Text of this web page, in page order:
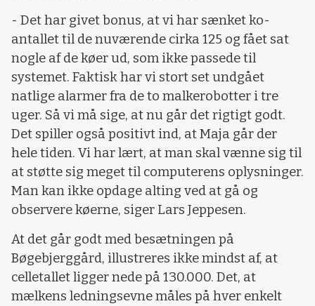
- Det har givet bonus, at vi har sænket ko-
antallet til de nuværende cirka 125 og fået sat
nogle af de køer ud, som ikke passede til
systemet. Faktisk har vi stort set undgået
natlige alarmer fra de to malkerobotter i tre
uger. Så vi må sige, at nu går det rigtigt godt.
Det spiller også positivt ind, at Maja går der
hele tiden. Vi har lært, at man skal vænne sig til
at støtte sig meget til computerens oplysninger.
Man kan ikke opdage alting ved at gå og
observere køerne, siger Lars Jeppesen.
At det går godt med besætningen på
Bøgebjerggård, illustreres ikke mindst af, at
celletallet ligger nede på 130.000. Det, at
mælkens ledningsevne måles på hver enkelt